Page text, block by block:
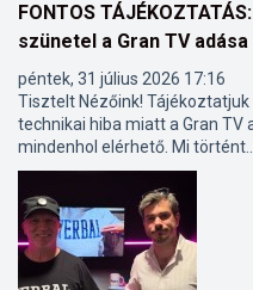
FONTOS
szünetel a Gran TV
péntek, 31 július 2026 17:16
Tisztelt Nézőink!
technikai hiba miatt a Gran TV
mindenhol elérhető. Mi történt...